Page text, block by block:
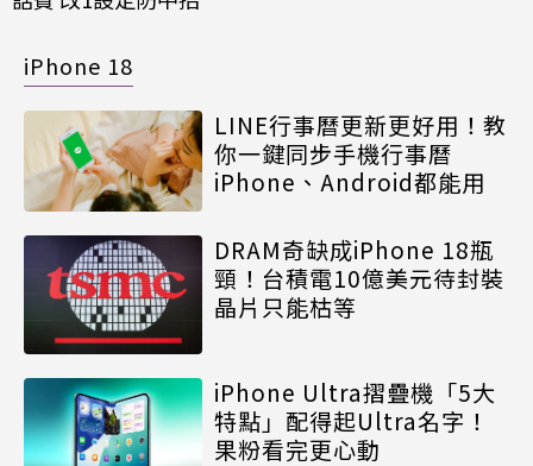
iPhone 18
LINE行事曆更新更好用！教
你一鍵同步手機行事曆
iPhone、Android都能用
DRAM奇缺成iPhone 18瓶
頸！台積電10億美元待封裝
晶片只能枯等
iPhone Ultra摺疊機「5大
特點」配得起Ultra名字！
果粉看完更心動